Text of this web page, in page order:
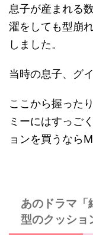
息子が産まれる
濯をしても型崩
しました。
当時の息子、グ
ここから握った
ミーにはすっご
ョンを買うなら
あのドラマ「
型のクッショ